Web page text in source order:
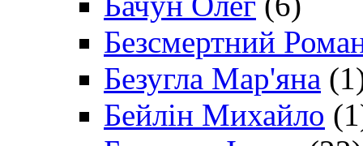
Безсмертний
Безугла Мар'яна
Бейлін Михайло